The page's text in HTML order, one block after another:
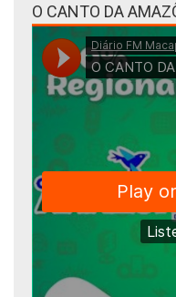
O CANTO DA